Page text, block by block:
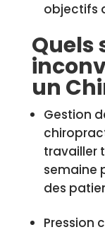
objectifs
Quels
un
Gestion
travailler
semaine
des
Pression